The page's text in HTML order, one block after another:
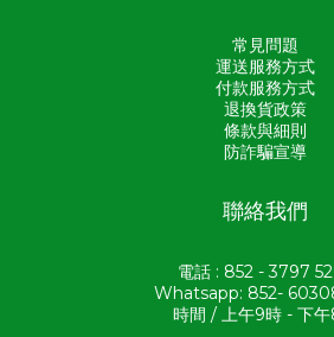
常見問題
運送服務方式
付款服務方式
退換貨政策
條款與細則
防詐騙宣導
聯絡我們
電話 : 852 - 3797
Whatsapp: 852-
時間 / 上午9時 - 下